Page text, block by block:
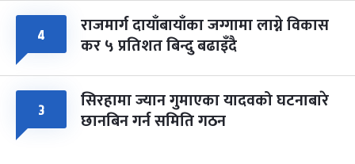
४ राजमार्ग दायाँबायाँका जग्गामा लाग्ने विकास
कर ५ प्रतिशत बिन्दु बढाइँदै
३ सिरहामा ज्यान गुमाएका यादवको घटनाबारे
छानबिन गर्न समिति गठन